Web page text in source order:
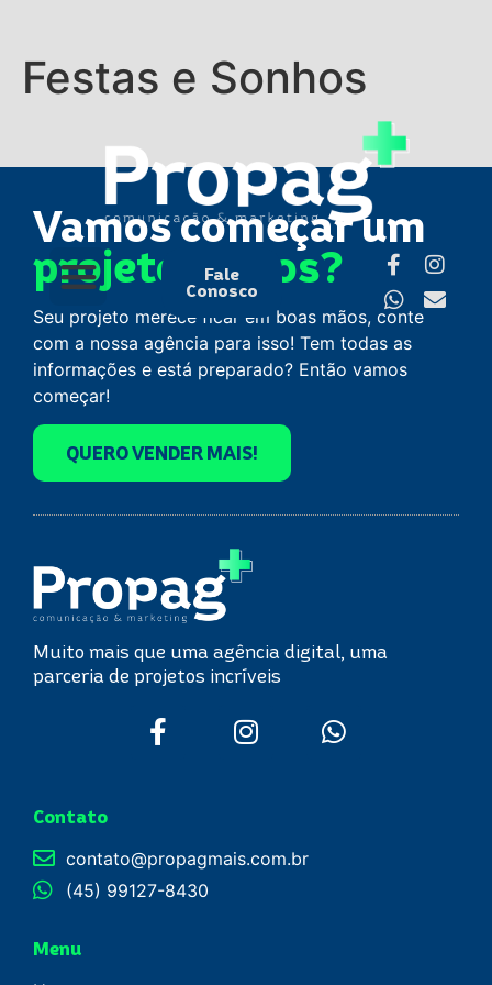
Fale
Conosco
Festas e Sonhos
Vamos começar um
projeto juntos?
Seu projeto merece ficar em boas mãos, conte
com a nossa agência para isso! Tem todas as
informações e está preparado? Então vamos
começar!
QUERO VENDER MAIS!
Muito mais que uma agência digital, uma
parceria de projetos incríveis
Contato
contato@propagmais.com.br
(45) 99127-8430
Menu